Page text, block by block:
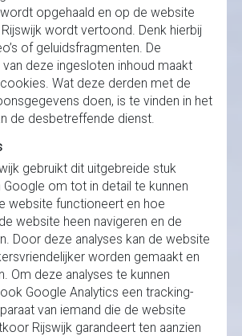
opgehaald en op de website
wordt vertoond. Denk hierbij
of geluidsfragmenten. De
deze ingesloten inhoud maakt
Wat deze derden met de
doen, is te vinden in het
de desbetreffende dienst.
gebruikt dit uitgebreide stuk
om tot in detail te kunnen
website functioneert en hoe
website heen navigeren en de
Door deze analyses kan de website
worden gemaakt en
Om deze analyses te kunnen
Google Analytics een tracking-
van iemand die de website
Rijswijk garandeert ten aanzien